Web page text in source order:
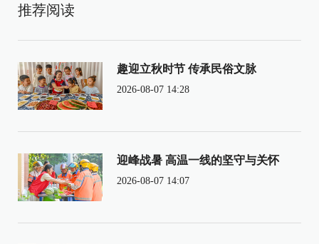
推荐阅读
趣迎立秋时节 传承民俗文脉
2026-08-07 14:28
迎峰战暑 高温一线的坚守与关怀
2026-08-07 14:07